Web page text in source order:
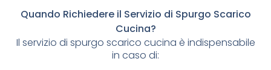
Quando Richiedere il Servizio di Spurgo Scarico
Cucina?
Il servizio di spurgo scarico cucina è indispensabile
in caso di: